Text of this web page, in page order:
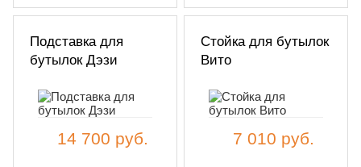
Подставка для
бутылок Дэзи
14 700 руб.
Стойка для бутылок
Вито
7 010 руб.